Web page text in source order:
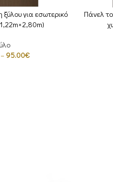
για εσωτερικό
– 95.00€
ΕΠΙΛΟΓΉ
Πάνελ